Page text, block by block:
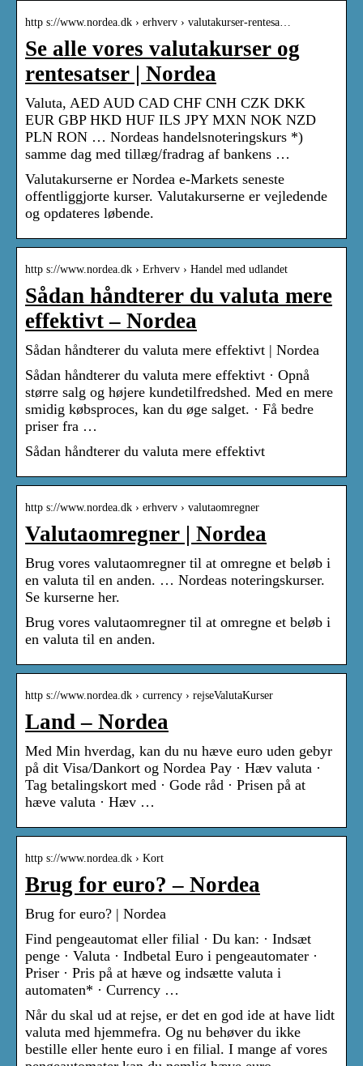
http s://www.nordea.dk › erhverv › valutakurser-rentesa…
Se alle vores valutakurser og
rentesatser | Nordea
Valuta, AED AUD CAD CHF CNH CZK DKK
EUR GBP HKD HUF ILS JPY MXN NOK NZD
PLN RON … Nordeas handelsnoteringskurs *)
samme dag med tillæg/fradrag af bankens …
Valutakurserne er Nordea e-Markets seneste
offentliggjorte kurser. Valutakurserne er vejledende
og opdateres løbende.
http s://www.nordea.dk › Erhverv › Handel med udlandet
Sådan håndterer du valuta mere
effektivt – Nordea
Sådan håndterer du valuta mere effektivt | Nordea
Sådan håndterer du valuta mere effektivt · Opnå
større salg og højere kundetilfredshed. Med en mere
smidig købsproces, kan du øge salget. · Få bedre
priser fra …
Sådan håndterer du valuta mere effektivt
http s://www.nordea.dk › erhverv › valutaomregner
Valutaomregner | Nordea
Brug vores valutaomregner til at omregne et beløb i
en valuta til en anden. … Nordeas noteringskurser.
Se kurserne her.
Brug vores valutaomregner til at omregne et beløb i
en valuta til en anden.
http s://www.nordea.dk › currency › rejseValutaKurser
Land – Nordea
Med Min hverdag, kan du nu hæve euro uden gebyr
på dit Visa/Dankort og Nordea Pay · Hæv valuta ·
Tag betalingskort med · Gode råd · Prisen på at
hæve valuta · Hæv …
http s://www.nordea.dk › Kort
Brug for euro? – Nordea
Brug for euro? | Nordea
Find pengeautomat eller filial · Du kan: · Indsæt
penge · Valuta · Indbetal Euro i pengeautomater ·
Priser · Pris på at hæve og indsætte valuta i
automaten* · Currency …
Når du skal ud at rejse, er det en god ide at have lidt
valuta med hjemmefra. Og nu behøver du ikke
bestille eller hente euro i en filial. I mange af vores